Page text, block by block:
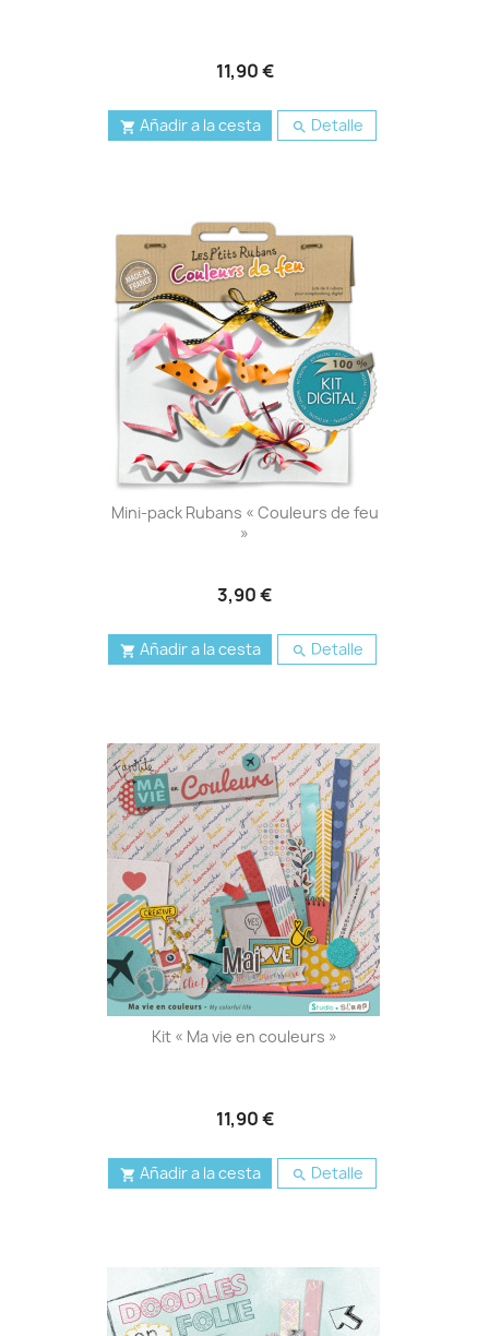
11,90 €
 Añadir a la cesta  Detalle
Mini-pack Rubans « Couleurs de feu
»
3,90 €
 Añadir a la cesta  Detalle
Kit « Ma vie en couleurs »
11,90 €
 Añadir a la cesta  Detalle